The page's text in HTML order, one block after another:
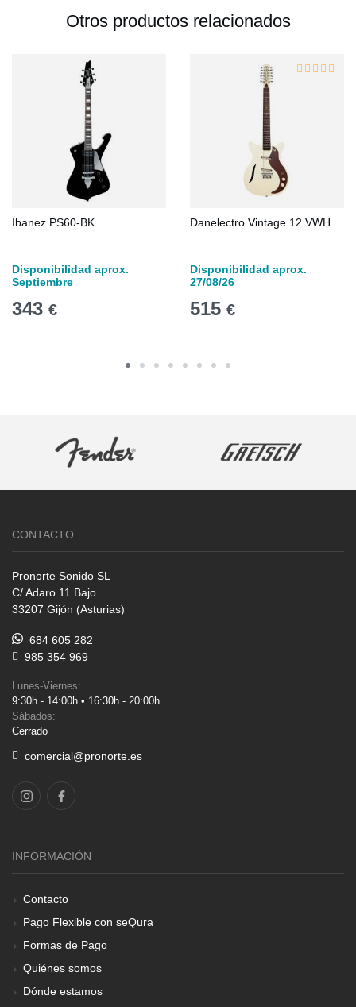
Otros productos relacionados
Ibanez PS60-BK
Disponibilidad aprox.
Septiembre
343 €
Danelectro Vintage 12 VWH
Disponibilidad aprox.
27/08/26
515 €
CONTACTO
Pronorte Sonido SL
C/ Adaro 11 Bajo
33207 Gijón (Asturias)
684 605 282
985 354 969
Lunes-Viernes:
9:30h - 14:00h • 16:30h - 20:00h
Sábados:
Cerrado
comercial@pronorte.es
INFORMACIÓN
Contacto
Pago Flexible con seQura
Formas de Pago
Quiénes somos
Dónde estamos